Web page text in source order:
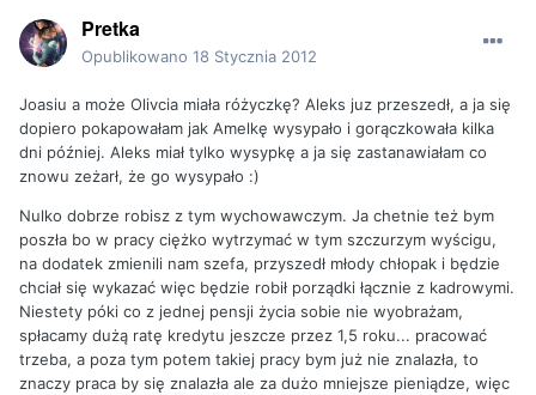
Pretka
Opublikowano 18 Stycznia 2012
Joasiu a może Olivcia miała różyczkę? Aleks juz przeszedł, a ja się
dopiero pokapowałam jak Amelkę wysypało i gorączkowała kilka
dni później. Aleks miał tylko wysypkę a ja się zastanawiałam co
znowu zeżarł, że go wysypało :)
Nulko dobrze robisz z tym wychowawczym. Ja chetnie też bym
poszła bo w pracy ciężko wytrzymać w tym szczurzym wyścigu,
na dodatek zmienili nam szefa, przyszedł młody chłopak i będzie
chciał się wykazać więc będzie robił porządki łącznie z kadrowymi.
Niestety póki co z jednej pensji życia sobie nie wyobrażam,
spłacamy dużą ratę kredytu jeszcze przez 1,5 roku... pracować
trzeba, a poza tym potem takiej pracy bym już nie znalazła, to
znaczy praca by się znalazła ale za dużo mniejsze pieniądze, więc